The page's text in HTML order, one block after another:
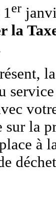
er
la
sur la
à